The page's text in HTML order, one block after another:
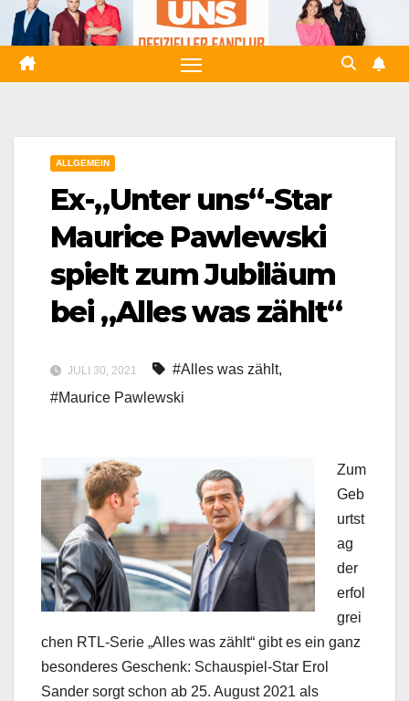
Zum
Inhalt
springen
ALLGEMEIN
Ex-„Unter uns“-Star
Maurice Pawlewski
spielt zum Jubiläum
bei „Alles was zählt“
JULI 30, 2021 #Alles was zählt,
#Maurice Pawlewski
Zum
Geb
urtst
ag
der
erfol
grei
chen RTL-Serie „Alles was zählt“ gibt es ein ganz
besonderes Geschenk: Schauspiel-Star Erol
Sander sorgt schon ab 25. August 2021 als